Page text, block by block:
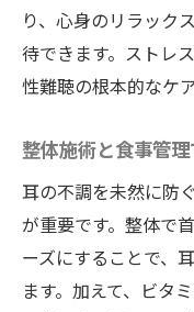
り、心身のリラック
待できます。ストレ
性難聴の根本的なケ
整体施術と食事管
耳の不調を未然に防
が重要です。整体で
ーズにすることで、
ます。加えて、ビタ